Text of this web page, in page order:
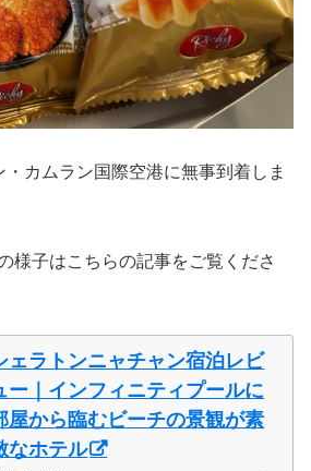
カムラン国際空港に無事到着しま
様子はこちらの記事をご覧くださ
ェラトンニャチャン宿泊レビ
ー｜インフィニティプールに
屋から臨むビーチの景観が素
なホテル